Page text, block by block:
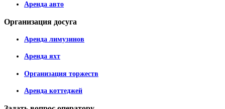
Аренда авто
Организация досуга
Аренда лимузинов
Аренда яхт
Организация торжеств
Аренда коттеджей